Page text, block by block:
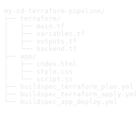
my-cd-terraform-pipeline/
├── terraform/
│   ├── main.tf
│   ├── variables.tf
│   ├── outputs.tf
│   └── backend.tf
├── app/
│   ├── index.html
│   ├── style.css
│   └── script.js
├── buildspec_terraform_plan.yml
├── buildspec_terraform_apply.yml